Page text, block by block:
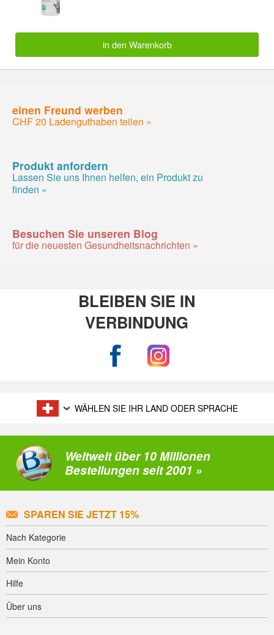
in den Warenkorb
einen Freund werben
CHF 20 Ladenguthaben teilen »
Produkt anfordern
Lassen Sie uns Ihnen helfen, ein Produkt zu
finden »
Besuchen Sie unseren Blog
für die neuesten Gesundheitsnachrichten »
BLEIBEN SIE IN
VERBINDUNG
WÄHLEN SIE IHR LAND ODER SPRACHE
Weltweit über 10 Millionen
Bestellungen seit 2001 »
SPAREN SIE JETZT 15%
Nach Kategorie
Mein Konto
Hilfe
Über uns